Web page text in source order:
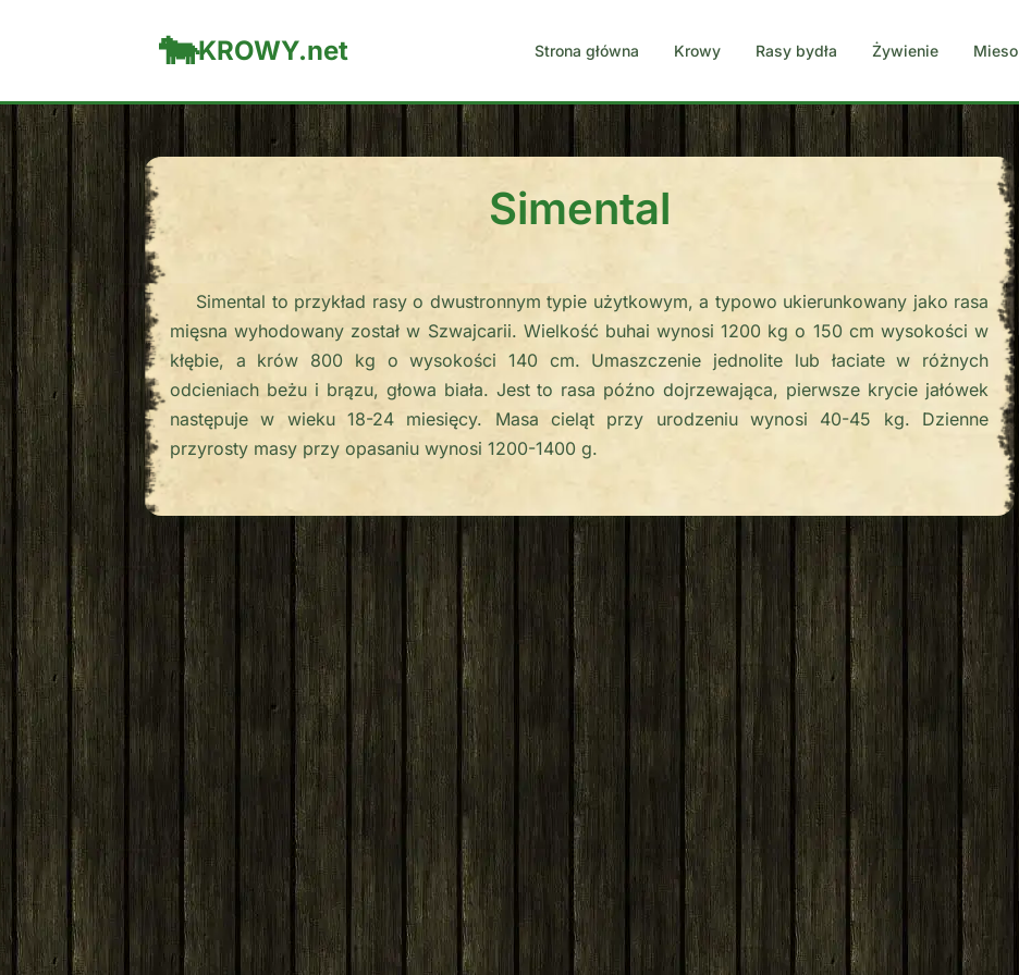
KROWY.net Strona główna Krowy Rasy bydła Żywienie Mieso
Simental
Simental to przykład rasy o dwustronnym typie użytkowym, a typowo ukierunkowany jako rasa
mięsna wyhodowany został w Szwajcarii. Wielkość buhai wynosi 1200 kg o 150 cm wysokości w
kłębie, a krów 800 kg o wysokości 140 cm. Umaszczenie jednolite lub łaciate w różnych
odcieniach beżu i brązu, głowa biała. Jest to rasa późno dojrzewająca, pierwsze krycie jałówek
następuje w wieku 18-24 miesięcy. Masa cieląt przy urodzeniu wynosi 40-45 kg. Dzienne
przyrosty masy przy opasaniu wynosi 1200-1400 g.